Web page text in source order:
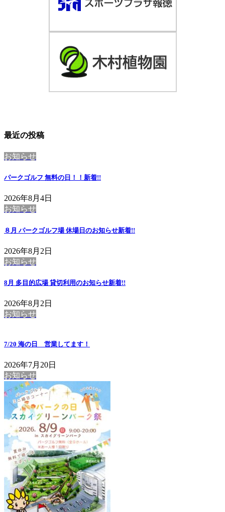
最近の投稿
お知らせ
パークゴルフ 無料の日！！ 新着!!
2026年8月4日
お知らせ
８月 パークゴルフ場 休場日のお知らせ新着!!
2026年8月2日
お知らせ
8月 多目的広場 貸切利用のお知らせ新着!!
2026年8月2日
お知らせ
7/20 海の日 営業してます！
2026年7月20日
お知らせ